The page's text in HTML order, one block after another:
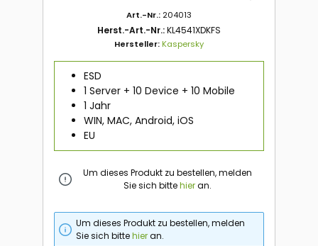
Art.-Nr.: 204013
Herst.-Art.-Nr.:KL4541XDKFS
Hersteller:Kaspersky
ESD
1 Server + 10 Device + 10 Mobile
1 Jahr
WIN, MAC, Android, iOS
EU
Um dieses Produkt zu bestellen, melden
Sie sich bittehieran.
Um dieses Produkt zu bestellen, melden
Sie sich bittehieran.